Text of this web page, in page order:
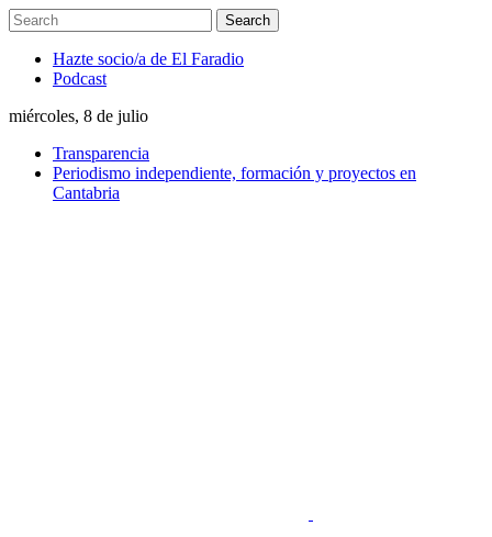
Hazte socio/a de El Faradio
Podcast
miércoles, 8 de julio
Transparencia
Periodismo independiente, formación y proyectos en
Cantabria